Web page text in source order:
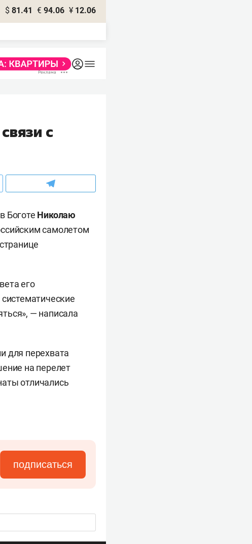
$ 81.41 € 94.06 ¥ 12.06
с
Боготе Николаю
самолетом
его
— написала
для перехвата
на перелет
отличались
подписаться